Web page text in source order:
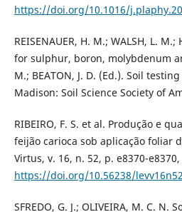
https://doi.org/10.1016/
REISENAUER, H. M.; WALSH, L.
for sulphur, boron, molybdenum
M.; BEATON, J. D. (Ed.). Soil
Madison: Soil Science Society of
RIBEIRO, F. S. et al. Produção e
feijão carioca sob aplicação foliar
Virtus, v. 16, n. 52, p. e8370-
https://doi.org/10.56238/
SFREDO, G. J.; OLIVEIRA, M. C. N.